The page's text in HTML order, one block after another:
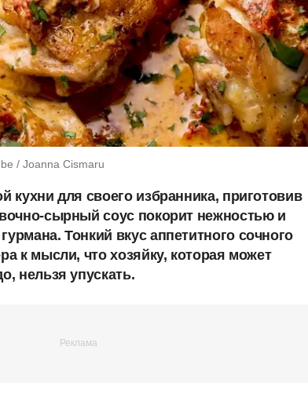
/ Joanna Cismaru
кухни для своего избранника, приготовив
сырный соус покорит нежностью и
Тонкий вкус аппетитного сочного
к мысли, что хозяйку, которая может
нельзя упускать.